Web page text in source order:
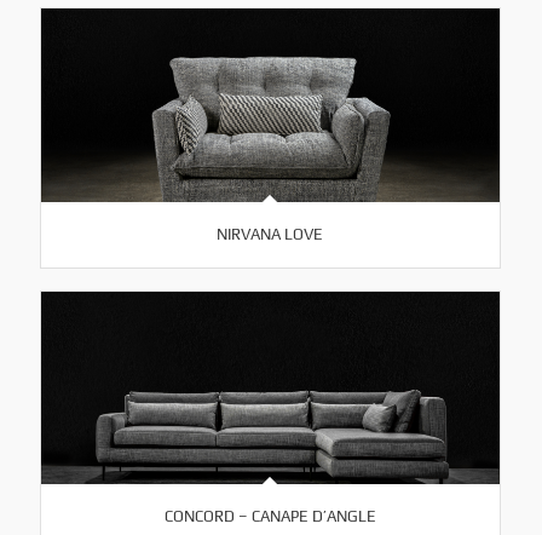
NIRVANA LOVE
CONCORD – CANAPE D’ANGLE